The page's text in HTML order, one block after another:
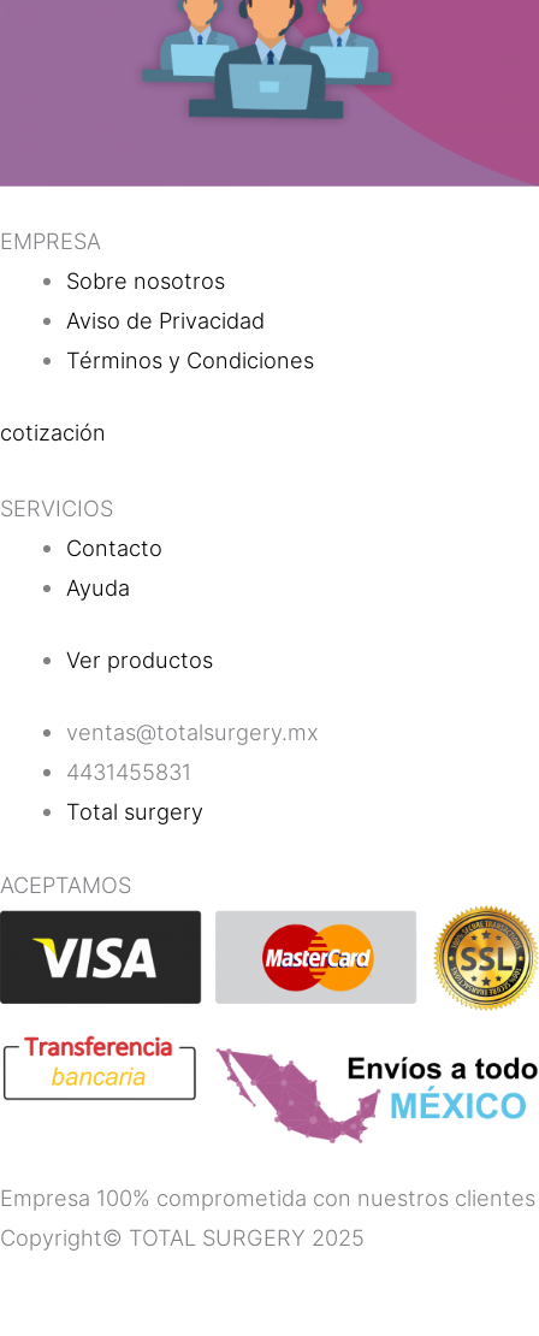
EMPRESA
Sobre nosotros
Aviso de Privacidad
Términos y Condiciones
cotización
SERVICIOS
Contacto
Ayuda
Ver productos
ventas@totalsurgery.mx
4431455831
Total surgery
ACEPTAMOS
Empresa 100% comprometida con nuestros clientes
Copyright© TOTAL SURGERY 2025